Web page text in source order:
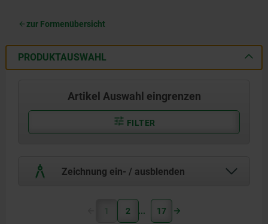
zur Formenübersicht
PRODUKTAUSWAHL
Artikel Auswahl eingrenzen
FILTER
Zeichnung ein- / ausblenden
1 2 17